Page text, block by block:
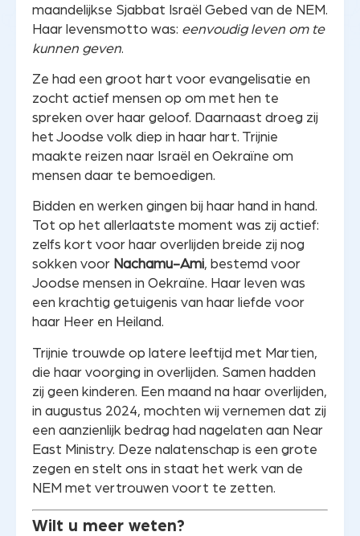
maandelijkse Sjabbat Israël Gebed van de NEM.
Haar levensmotto was: eenvoudig leven om te
kunnen geven.
Ze had een groot hart voor evangelisatie en
zocht actief mensen op om met hen te
spreken over haar geloof. Daarnaast droeg zij
het Joodse volk diep in haar hart. Trijnie
maakte reizen naar Israël en Oekraïne om
mensen daar te bemoedigen.
Bidden en werken gingen bij haar hand in hand.
Tot op het allerlaatste moment was zij actief:
zelfs kort voor haar overlijden breide zij nog
sokken voor Nachamu-Ami, bestemd voor
Joodse mensen in Oekraïne. Haar leven was
een krachtig getuigenis van haar liefde voor
haar Heer en Heiland.
Trijnie trouwde op latere leeftijd met Martien,
die haar voorging in overlijden. Samen hadden
zij geen kinderen. Een maand na haar overlijden,
in augustus 2024, mochten wij vernemen dat zij
een aanzienlijk bedrag had nagelaten aan Near
East Ministry. Deze nalatenschap is een grote
zegen en stelt ons in staat het werk van de
NEM met vertrouwen voort te zetten.
Wilt u meer weten?